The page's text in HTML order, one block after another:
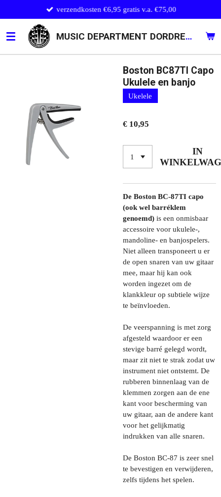
direct
naar
de
hoofdinhoud
MUSIC DEPARTMENT DORDRECHT
verzendkosten €6,95 gratis v.a. €75,00
Boston BC87TI Capo
Ukulele en banjo
Ukelele
€ 10,95
IN
De Boston BC-87TI capo
(ook wel barréklem
genoemd) is een onmisbaar
accessoire voor ukulele-,
mandoline- en banjospelers.
Niet alleen transponeert u er
de open snaren van uw gitaar
mee, maar hij kan ook
worden ingezet om de
klankkleur op subtiele wijze
te beïnvloeden.
De veerspanning is met zorg
afgesteld waardoor er een
stevige barré gelegd wordt,
maar zit niet te strak zodat uw
instrument niet ontstemt. De
rubberen binnenlaag van de
klemmen zorgen aan de ene
kant voor bescherming van
uw gitaar, aan de andere kant
voor het gelijkmatig
indrukken van alle snaren.
De Boston BC-87 is zeer snel
te bevestigen en verwijderen,
zelfs tijdens het spelen.